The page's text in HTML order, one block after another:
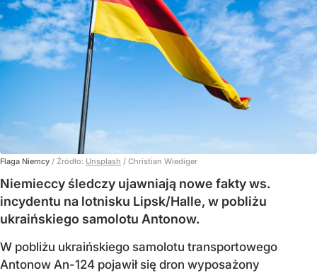
Flaga Niemcy / Źródło: Unsplash / Christian Wiediger
Niemieccy śledczy ujawniają nowe fakty ws.
incydentu na lotnisku Lipsk/Halle, w pobliżu
ukraińskiego samolotu Antonow.
W pobliżu ukraińskiego samolotu transportowego
Antonow An-124 pojawił się dron wyposażony